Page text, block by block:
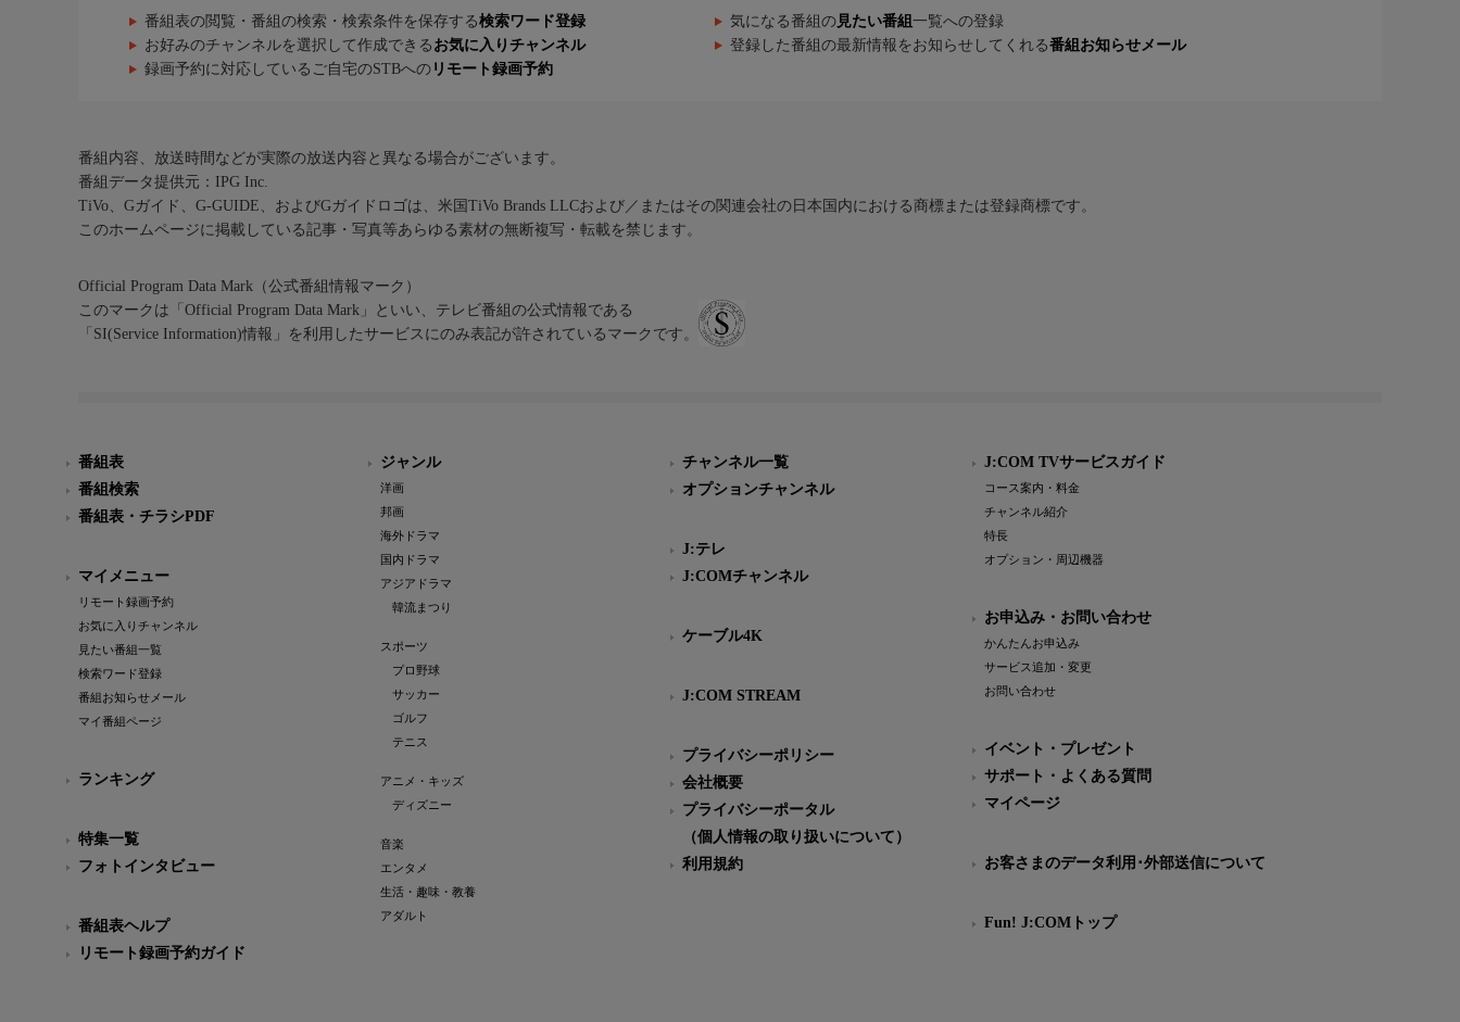
番組表の閲覧・番組の検索・検索条件を保存する検索ワード登録 気になる番組の 見たい番組 一覧への登録
お好みのチャンネルを選択して作成できる お気に入りチャンネル 登録した番組の最新情報をお知らせしてくれる番組お知らせメール
録画予約に対応しているご自宅のSTBへの リモート録画予約
番組内容、放送時間などが実際の放送内容と異なる場合がございます。
番組データ提供元：IPG Inc.
TiVo、Gガイド、G-GUIDE、およびGガイドロゴは、米国TiVo Brands LLCおよび／またはその関連会社の日本国内における商標または登録商標です。
このホームページに掲載している記事・写真等あらゆる素材の無断複写・転載を禁じます。
Official Program Data Mark（公式番組情報マーク）
このマークは「Official Program Data Mark」といい、テレビ番組の公式情報である
「SI(Service Information)情報」を利用したサービスにのみ表記が許されているマークです。
番組表
番組検索
番組表・チラシPDF
マイメニュー
リモート録画予約
お気に入りチャンネル
見たい番組一覧
検索ワード登録
番組お知らせメール
マイ番組ページ
ランキング
特集一覧
フォトインタビュー
番組表ヘルプ
リモート録画予約ガイド
ジャンル
洋画
邦画
海外ドラマ
国内ドラマ
アジアドラマ
韓流まつり
スポーツ
プロ野球
サッカー
ゴルフ
テニス
アニメ・キッズ
ディズニー
音楽
エンタメ
生活・趣味・教養
アダルト
チャンネル一覧
オプションチャンネル
J:テレ
J:COMチャンネル
ケーブル4K
J:COM STREAM
プライバシーポリシー
会社概要
プライバシーポータル
（個人情報の取り扱いについて）
利用規約
J:COM TVサービスガイド
コース案内・料金
チャンネル紹介
特長
オプション・周辺機器
お申込み・お問い合わせ
かんたんお申込み
サービス追加・変更
お問い合わせ
イベント・プレゼント
サポート・よくある質問
マイページ
お客さまのデータ利用･外部送信について
Fun! J:COMトップ